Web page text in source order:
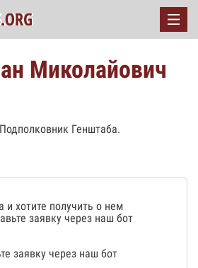
Миколайович
Генштаба.
и хотите получить о нем
заявку через наш бот
заявку через наш бот